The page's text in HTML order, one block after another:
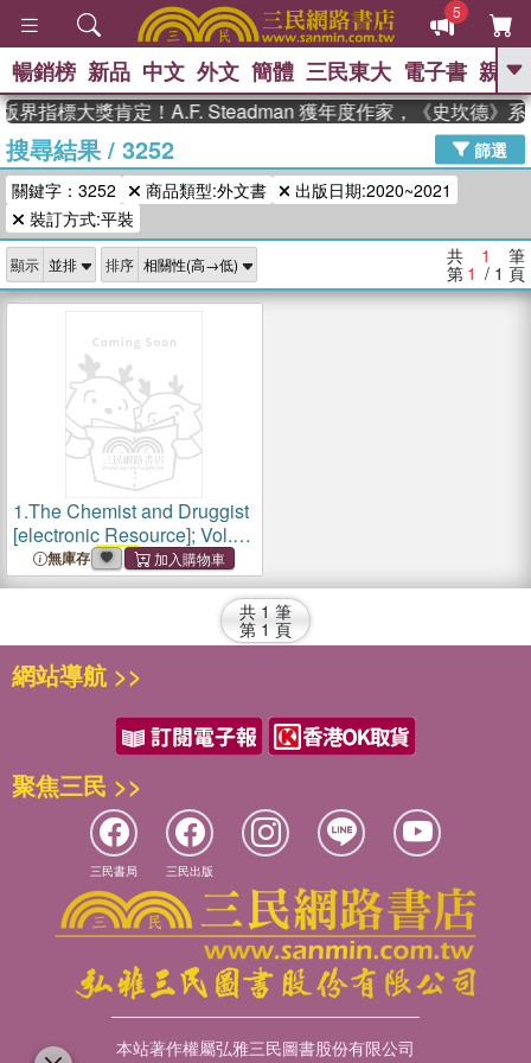
5
GO
高希均教授回憶錄
、 The Odyssey 、 父親節 、 如果歷
史是一群喵 、 暑期推薦 、 國際布克
登輝時代 、 數學女孩：黎曼猜想 、
偉大的迷走神經
暢銷榜 新品 中文 外文 簡體 三民東大 電子書 親子
界指標大獎肯定！A.F. Steadman 獲年度作家，《史坎德》系
搜尋結果/ 3252
篩選
關鍵字：3252
商品類型:外文書
出版日期:2020~2021
裝訂方式:平裝
顯示 排序 共 1 筆
第 1 / 1 頁
1.The Chemist and Druggist
[electronic Resource]; Vol.
137 = no.3252(6 June
1942)
無庫存
共 1 筆
第 1 頁
網站導航 >>
聚焦三民 >>
三民書局 三民出版
本站著作權屬弘雅三民圖書股份有限公司